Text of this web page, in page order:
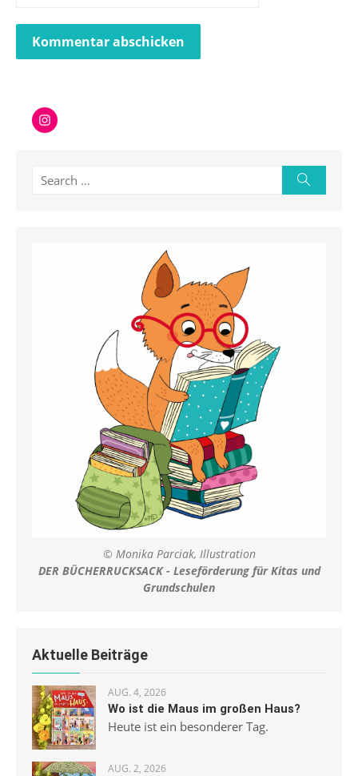
Instagram
Search
© Monika Parciak, Illustration
DER BÜCHERRUCKSACK - Leseförderung für Kitas und
Grundschulen
Aktuelle Beiträge
AUG. 4, 2026
Wo ist die Maus im großen Haus?
Heute ist ein besonderer Tag.
AUG. 2, 2026